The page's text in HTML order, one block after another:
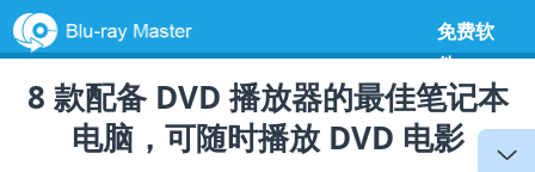
免费软
件
8 款配备 DVD 播放器的最佳笔记本
电脑，可随时播放 DVD 电影